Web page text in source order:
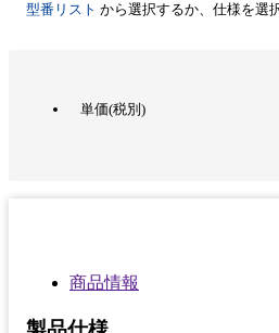
型番リスト から選択するか、仕様を選
単価(税別)
商品情報